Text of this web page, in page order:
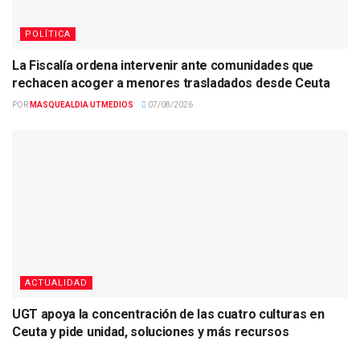
POLÍTICA
La Fiscalía ordena intervenir ante comunidades que
rechacen acoger a menores trasladados desde Ceuta
POR MASQUEALDIA UTMEDIOS 07/08/2026
ACTUALIDAD
UGT apoya la concentración de las cuatro culturas en
Ceuta y pide unidad, soluciones y más recursos